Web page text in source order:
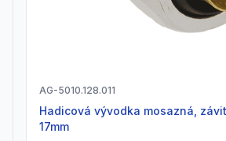
AG-5010.128.011
Hadicová vývodka mosazná, závit Pg11, průměr
17mm